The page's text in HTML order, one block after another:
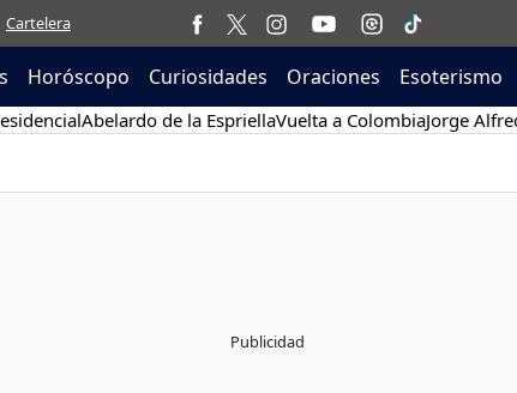
Cartelera
Horóscopo Curiosidades Oraciones Esoterismo
Abelardo de la EspriellaVuelta a ColombiaJorge